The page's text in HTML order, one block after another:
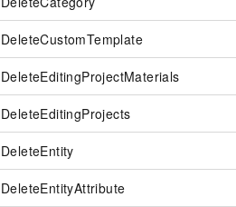
DeleteCustomTemplate
DeleteEditingProjectMaterials
DeleteEditingProjects
DeleteEntity
DeleteEntityAttribute